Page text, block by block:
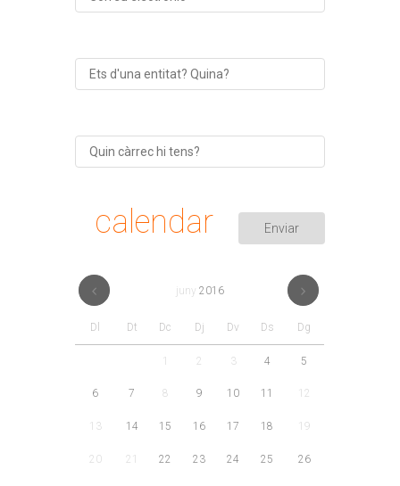
calendar
juny 2016
Dl Dt Dc Dj Dv Ds Dg
2 3 4 5
6 7 8 9 10 11 12
13 14 15 16 17 18 19
20 21 22 23 24 25 26